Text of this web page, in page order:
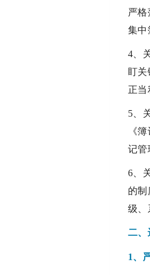
严
集中
4、
盯
正当
5、
《
记管
6、
的
级、
二、
1、